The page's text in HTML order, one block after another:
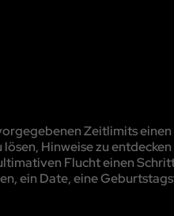
Zeitlimits einen
Hinweise zu
Flucht einen
ein Date, eine